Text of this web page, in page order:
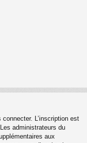
L’inscription est
administrateurs du
aux